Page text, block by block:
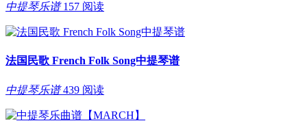
中提琴乐谱 157 阅读
法国民歌 French Folk Song中提琴谱
中提琴乐谱 439 阅读